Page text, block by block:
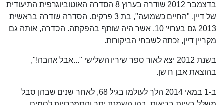
בדצמבר 2012 שודרה בערוץ 8 הסדרה האוטוביוגרפית התיעודית
של דיין, "החיים כשמועה", בת 3 פרקים. הסדרה שודרה בראשית
2013 גם בערוץ 10, אשר היה שותף בהפקתה. הסדרה, אותה גם
מקריין דיין, זכתה לשבחי הביקורות.
בשנת 2012 יצא לאור ספר שיריו השלישי "...אבל אהבה!",
בהוצאת אבן חושן.
ב-1 במאי 2014 הלך לעולמו בגיל 68, לאחר שנים שבהן סבל